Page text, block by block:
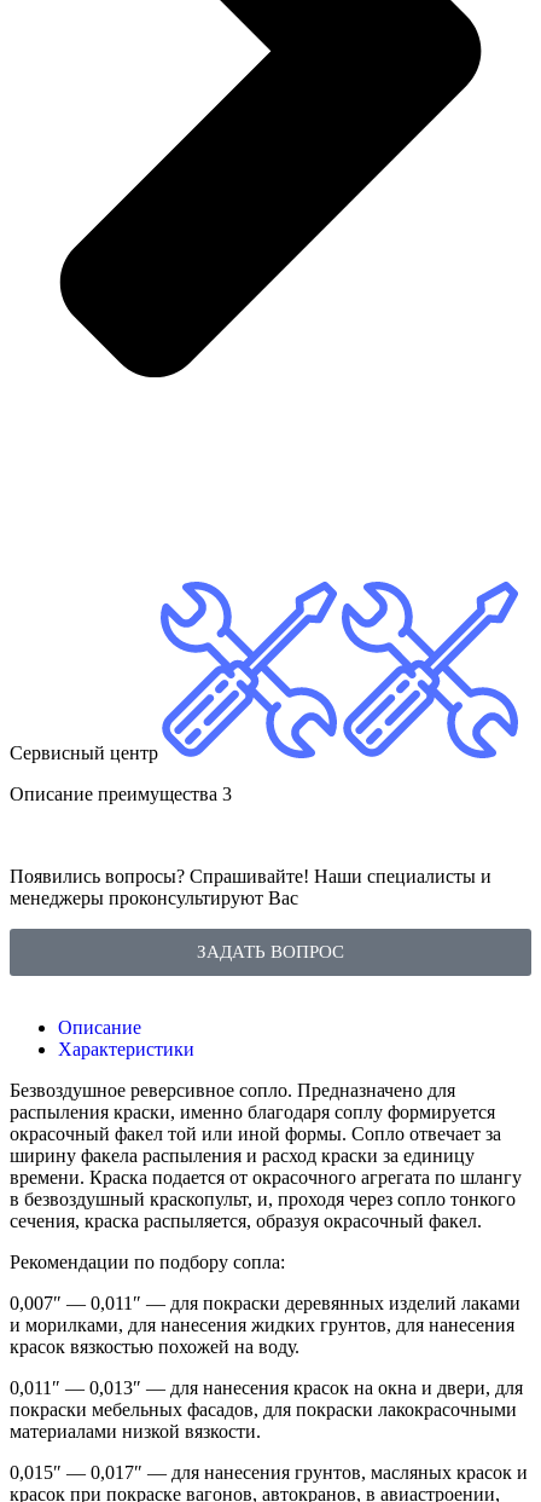
Сервисный центр
Описание преимущества 3
Появились вопросы? Спрашивайте! Наши специалисты и
менеджеры проконсультируют Вас
ЗАДАТЬ ВОПРОС
Описание
Характеристики
Безвоздушное реверсивное сопло. Предназначено для
распыления краски, именно благодаря соплу формируется
окрасочный факел той или иной формы. Сопло отвечает за
ширину факела распыления и расход краски за единицу
времени. Краска подается от окрасочного агрегата по шлангу
в безвоздушный краскопульт, и, проходя через сопло тонкого
сечения, краска распыляется, образуя окрасочный факел.
Рекомендации по подбору сопла:
0,007″ — 0,011″ — для покраски деревянных изделий лаками
и морилками, для нанесения жидких грунтов, для нанесения
красок вязкостью похожей на воду.
0,011″ — 0,013″ — для нанесения красок на окна и двери, для
покраски мебельных фасадов, для покраски лакокрасочными
материалами низкой вязкости.
0,015″ — 0,017″ — для нанесения грунтов, масляных красок и
красок при покраске вагонов, автокранов, в авиастроении,